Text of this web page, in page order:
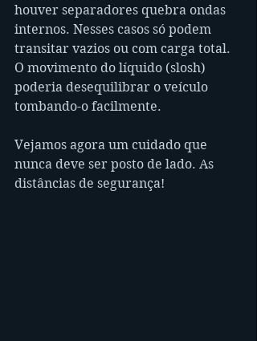
houver separadores quebra ondas
internos. Nesses casos só podem
transitar vazios ou com carga total.
O movimento do líquido (slosh)
poderia desequilibrar o veículo
tombando-o facilmente.
Vejamos agora um cuidado que
nunca deve ser posto de lado. As
distâncias de segurança!